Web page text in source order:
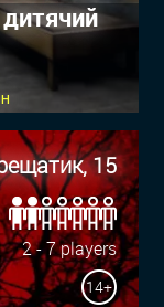
15
2 - 7 players
14+